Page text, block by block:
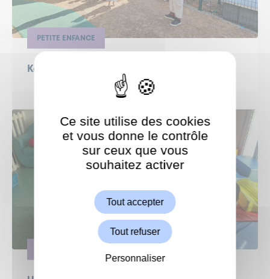
PETITE ENFANCE
Kermesse à la crèche des Magnolias
ShareThis est désactivé.
Ce site utilise des cookies
et vous donne le contrôle
sur ceux que vous
souhaitez activer
Tout accepter
Tout refuser
Personnaliser